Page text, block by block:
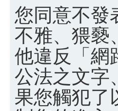
您同意不發
不雅、猥褻
他違反「網
公法之文字
果您觸犯了